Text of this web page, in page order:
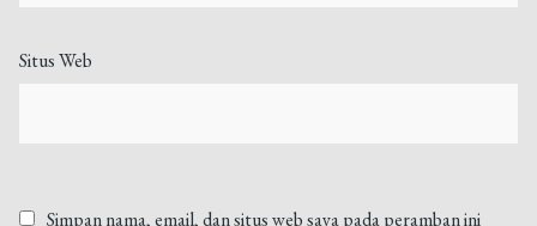
Situs Web
Simpan nama, email, dan situs web saya pada peramban ini